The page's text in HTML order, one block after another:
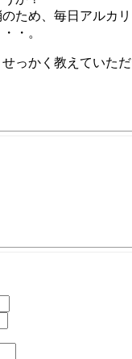
ため、毎日アルカ
・。
っかく教えていた